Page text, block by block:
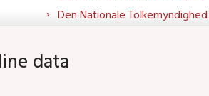
Den Nationale Tolkemyndighed
Tolkeportalen
data